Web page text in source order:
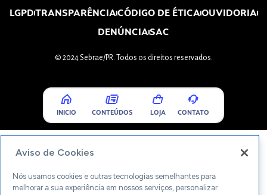
LGPDTRANSPARÊNCIACÓDIGO DE ÉTICAOUVIDORIA
DENÚNCIASAC
© 2024 Sebrae/PR. Todos os direitos reservados.
INICIO CONTEÚDOS LOJA CONTATO
Aviso de Cookies
Nós usamos cookies e outras tecnologias semelhantes para
melhorar a sua experiência em nossos serviços, personalizar